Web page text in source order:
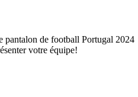
pantalon de football Portugal 2024
votre équipe!